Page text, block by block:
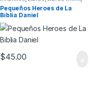
Regalos para niños
Pequeños Heroes de La
Biblia Daniel
$45.00